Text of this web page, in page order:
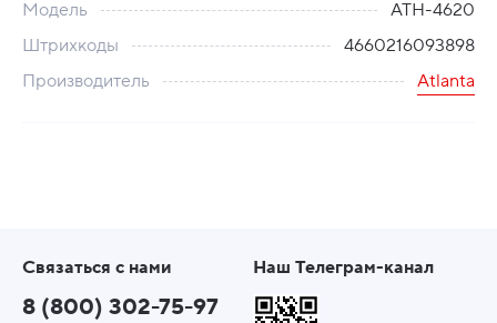
Модель
ATH-4620
Штрихкоды
4660216093898
Производитель
Atlanta
Связаться с нами
8 (800) 302-75-97
Наш Телеграм-канал